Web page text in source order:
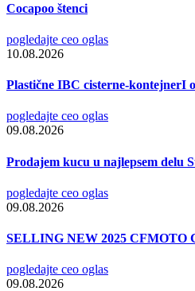
Cocapoo štenci
pogledajte ceo oglas
10.08.2026
Plastične IBC cisterne-kontejnerI
pogledajte ceo oglas
09.08.2026
Prodajem kucu u najlepsem delu
pogledajte ceo oglas
09.08.2026
SELLING NEW 2025 CFMOTO
pogledajte ceo oglas
09.08.2026